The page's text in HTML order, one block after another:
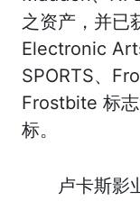
之资产，并
Electronic
SPORTS、
Frostbite 标
标。
卢卡斯影